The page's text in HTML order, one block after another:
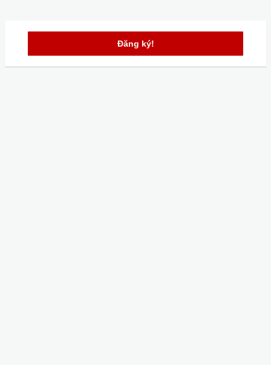
Đăng ký!